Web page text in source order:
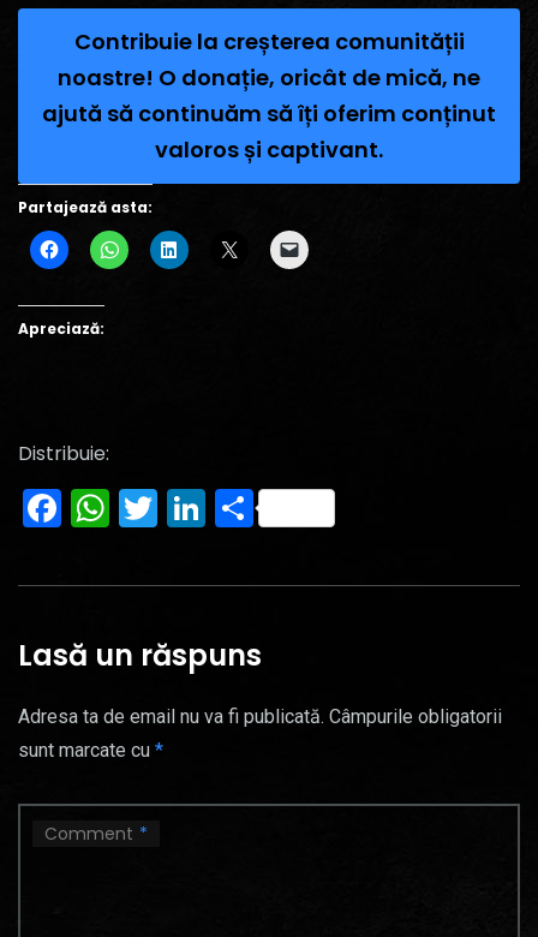
Contribuie la creșterea comunității
noastre! O donație, oricât de mică, ne
ajută să continuăm să îți oferim conținut
valoros și captivant.
Partajează asta:
Apreciază:
Distribuie:
Facebook
WhatsApp
Twitter
LinkedIn
Partajează
Lasă un răspuns
Adresa ta de email nu va fi publicată. Câmpurile obligatorii
sunt marcate cu *
Comment *